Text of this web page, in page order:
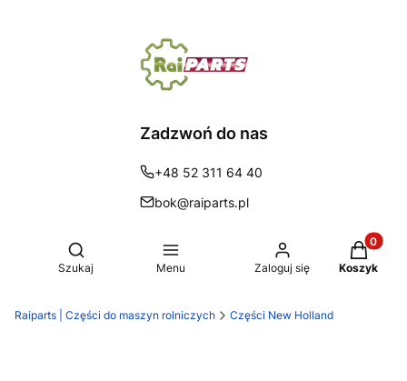
Zadzwoń do nas
+48 52 311 64 40
bok@raiparts.pl
Otwórz wyszukiwarkę
Szukaj Menu Zaloguj się Koszyk
Raiparts | Części do maszyn rolniczych Części New Holland